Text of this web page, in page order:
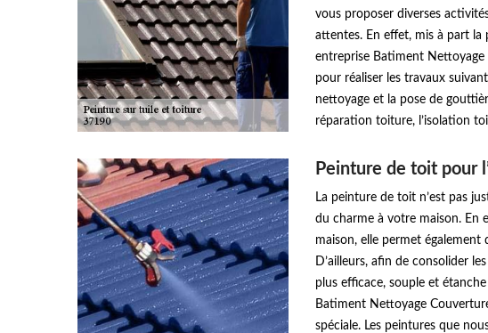
vous proposer diverses
attentes. En effet, mis à part
entreprise Batiment
pour réaliser les travaux
nettoyage et la pose de
réparation toiture, l’isolation
Peinture de toit pour
La peinture de toit n’est pas
du charme à votre maison. En
maison, elle permet
D’ailleurs, afin de consolider
plus efficace, souple et
Batiment Nettoyage
spéciale. Les peintures que